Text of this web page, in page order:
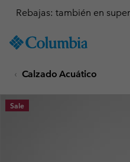
TO
SKIP
MAIN
NAV
Rebajas: también en
Calzado Acuático
Sale